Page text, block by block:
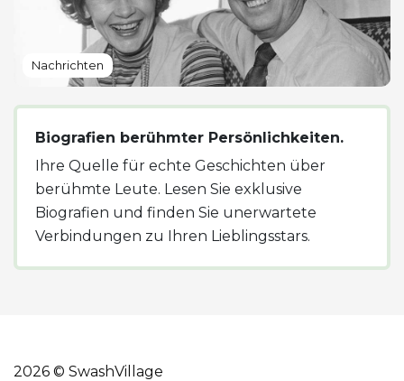
Nachrichten
Biografien berühmter Persönlichkeiten.
Ihre Quelle für echte Geschichten über
berühmte Leute. Lesen Sie exklusive
Biografien und finden Sie unerwartete
Verbindungen zu Ihren Lieblingsstars.
2026 © SwashVillage